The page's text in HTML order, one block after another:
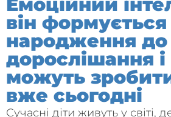
він формується
народження до
дорослішання
можуть
вже сьогодні
Сучасні діти живуть у світі,